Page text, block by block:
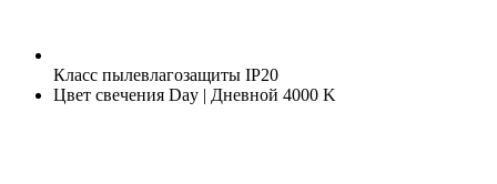
Класс пылевлагозащиты IP20
Цвет свечения Day | Дневной 4000 K